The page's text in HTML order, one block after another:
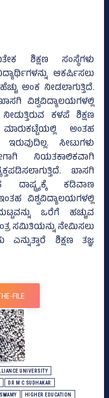
ಶಿಕ್ಷಣ ಸಂಸ್ಥೆಗಳು
ಆಕರ್ಷಿಸಲು
ಅಂಕ ನೀಡಲಾಗುತ್ತಿದೆ.
ವಿಶ್ವವಿದ್ಯಾಲಯಗಳಲ್ಲಿ
ಕಳಪೆ ಶಿಕ್ಷಣ
ಅಂತಹ
ಸೀಟುಗಳು
ನಿಯತಕಾಲಿಕವಾಗಿ
ಖಾಸಗಿ
ದಾಷ್ಟ್ರ್ಯಕ್ಕೆ ಕಡಿವಾಣ
ವಿಶ್ವವಿದ್ಯಾಲಯಗಳಲ್ಲಿ
ಒರೆಗೆ ಹಚ್ಚುವ
ಸಮಿತಿಯನ್ನು ನೇಮಿಸಲು
ಎನ್ನುತ್ತಾರೆ ಶಿಕ್ಷಣ ತಜ್ಞ
FILE
UNIVERSITY
DR M C SUDHAKAR
HIGHER EDUCATION